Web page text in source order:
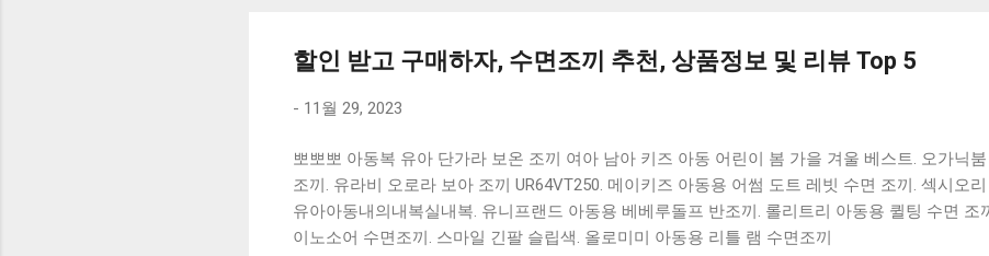
할인 받고 구매하자, 수면조끼 추천, 상품정보 및 리뷰 Top 5
- 11월 29, 2023
뽀뽀뽀 아동복 유아 단가라 보온 조끼 여아 남아 키즈 아동 어린이 봄 가을 겨울 베스트. 오가닉
조끼. 유라비 오로라 보아 조끼 UR64VT250. 메이키즈 아동용 어썸 도트 레빗 수면 조끼. 섹시오
유아아동내의내복실내복. 유니프랜드 아동용 베베루돌프 반조끼. 롤리트리 아동용 퀼팅 수면 조
이노소어 수면조끼. 스마일 긴팔 슬립색. 올로미미 아동용 리틀 램 수면조끼